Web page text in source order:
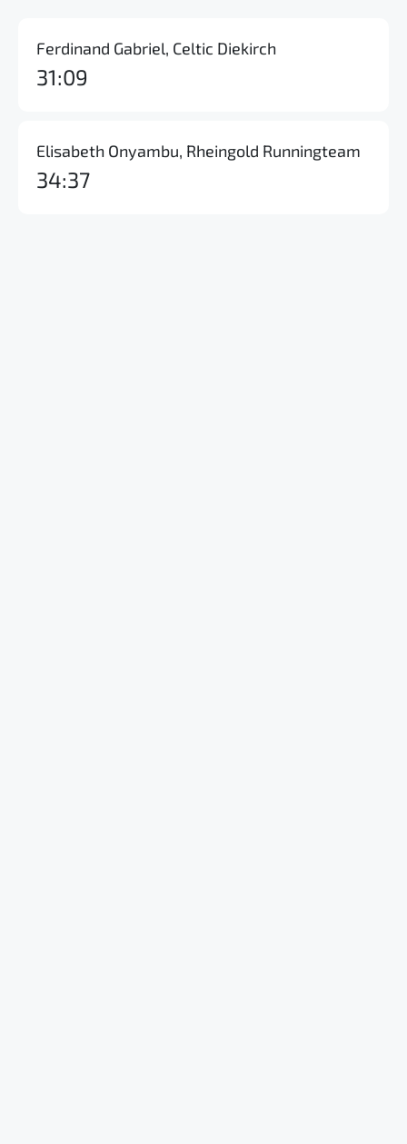
Ferdinand Gabriel, Celtic Diekirch
31:09
Elisabeth Onyambu, Rheingold Runningteam
34:37